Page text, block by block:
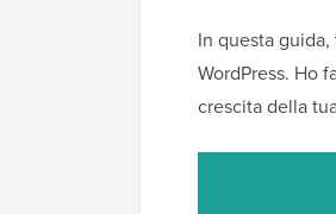
In questa
WordPress. Ho
crescita della